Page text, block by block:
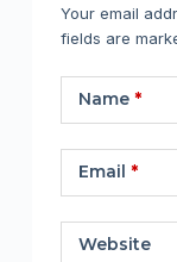
Your email
fields are
Name*
Email *
Website